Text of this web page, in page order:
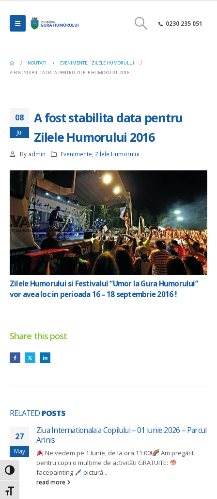
Toggle High Contrast
Toggle Font size
0230 235 051
NOUTATI EVENIMENTE,
ZILELE HUMORULUI
A FOST STABILITA DATA PENTRU ZILELE HUMORULUI 2016
08
Jul
A fost stabilita data pentru
Zilele Humorului 2016
By admin Evenimente Zilele Humorului
Zilele Humorului si Festivalul “Umor la Gura Humorului”
vor avea loc in perioada 16 – 18 septembrie 2016 !
Share this post
RELATED POSTS
27
May
Ziua Internationala a Copilului – 01 iunie 2026 – Parcul
Arinis
Ne vedem pe 1 Iunie, de la ora 11:00!
Am pregătit
pentru copii o mulțime de activități GRATUITE:
facepainting
pictură...
read more